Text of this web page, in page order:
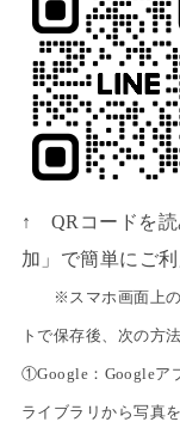
↑ QRコードを読
加」で簡単にご利
※スマホ画面上の
トで保存後、次の方
①Google：Googleア
ライブラリから写真